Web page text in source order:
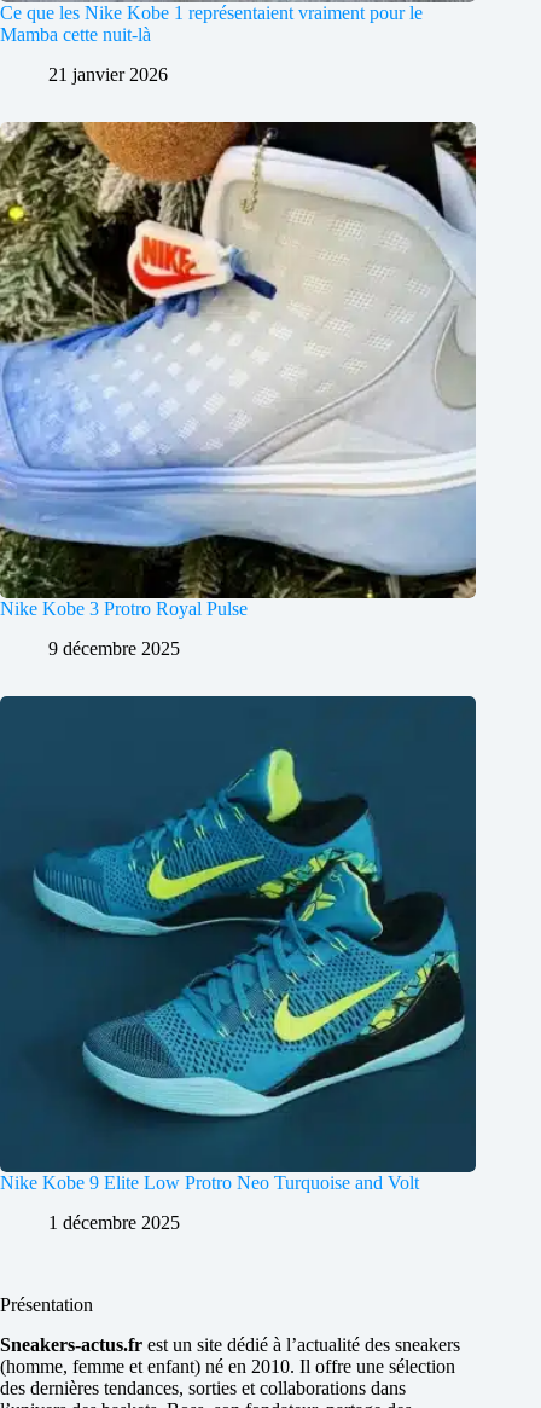
Ce que les Nike Kobe 1 représentaient vraiment pour le
Mamba cette nuit-là
21 janvier 2026
Nike Kobe 3 Protro Royal Pulse
9 décembre 2025
Nike Kobe 9 Elite Low Protro Neo Turquoise and Volt
1 décembre 2025
Présentation
Sneakers-actus.fr est un site dédié à l’actualité des sneakers
(homme, femme et enfant) né en 2010. Il offre une sélection
des dernières tendances, sorties et collaborations dans